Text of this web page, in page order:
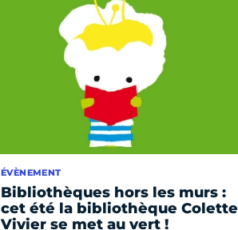
ÉVÈNEMENT
Bibliothèques hors les murs :
cet été la bibliothèque Colette
Vivier se met au vert !